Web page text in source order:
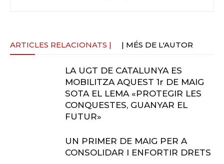
ARTICLES RELACIONATS | | MÉS DE L'AUTOR
LA UGT DE CATALUNYA ES
MOBILITZA AQUEST 1r DE MAIG
SOTA EL LEMA «PROTEGIR LES
CONQUESTES, GUANYAR EL
FUTUR»
UN PRIMER DE MAIG PER A
CONSOLIDAR I ENFORTIR DRETS